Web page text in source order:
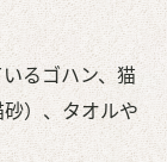
るゴハン、猫
）、タオルや